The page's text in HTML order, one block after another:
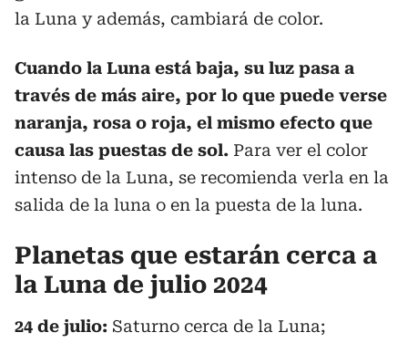
la Luna y además, cambiará de color.
Cuando la Luna está baja, su luz pasa a
través de más aire, por lo que puede verse
naranja, rosa o roja, el mismo efecto que
causa las puestas de sol. Para ver el color
intenso de la Luna, se recomienda verla en la
salida de la luna o en la puesta de la luna.
Planetas que estarán cerca a
la Luna de julio 2024
24 de julio: Saturno cerca de la Luna;